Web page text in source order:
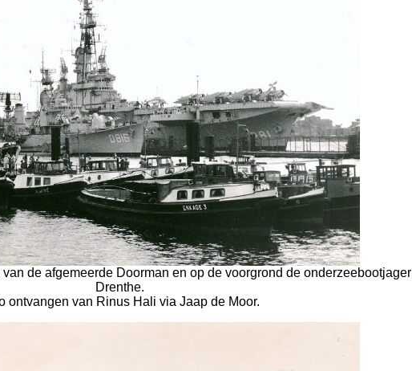
de afgemeerde Doorman en op de voorgrond de onderzeebootjager
Drenthe.
ontvangen van Rinus Hali via Jaap de Moor.